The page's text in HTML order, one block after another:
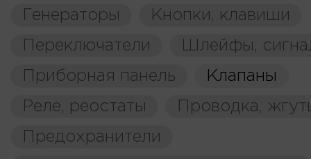
Генераторы
Кнопки, клавиши
Переключатели
Шлейфы,
Приборная панель
Клапаны
Реле, реостаты
Проводка,
Предохранители